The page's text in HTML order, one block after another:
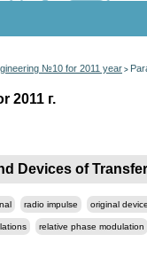
№10 for 2011 year >
2011 г.
Devices of
radio impulse original
relative phase modulation